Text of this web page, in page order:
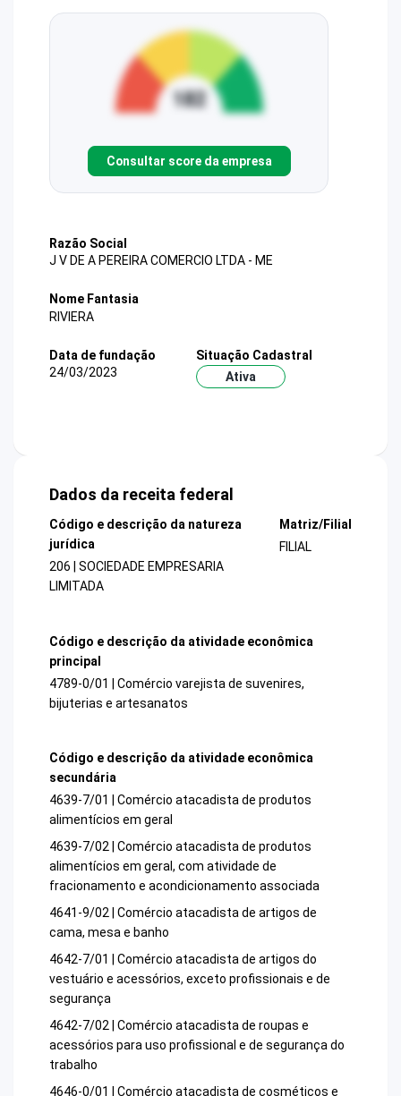
Consultar score da empresa
Razão Social
J V DE A PEREIRA COMERCIO LTDA - ME
Nome Fantasia
RIVIERA
Data de fundação
24/03/2023
Situação Cadastral
Ativa
Dados da receita federal
Código e descrição da natureza
jurídica
206 | SOCIEDADE EMPRESARIA
LIMITADA
Matriz/Filial
FILIAL
Código e descrição da atividade econômica
principal
4789-0/01 | Comércio varejista de suvenires,
bijuterias e artesanatos
Código e descrição da atividade econômica
secundária
4639-7/01 | Comércio atacadista de produtos
alimentícios em geral
4639-7/02 | Comércio atacadista de produtos
alimentícios em geral, com atividade de
fracionamento e acondicionamento associada
4641-9/02 | Comércio atacadista de artigos de
cama, mesa e banho
4642-7/01 | Comércio atacadista de artigos do
vestuário e acessórios, exceto profissionais e de
segurança
4642-7/02 | Comércio atacadista de roupas e
acessórios para uso profissional e de segurança do
trabalho
4646-0/01 | Comércio atacadista de cosméticos e